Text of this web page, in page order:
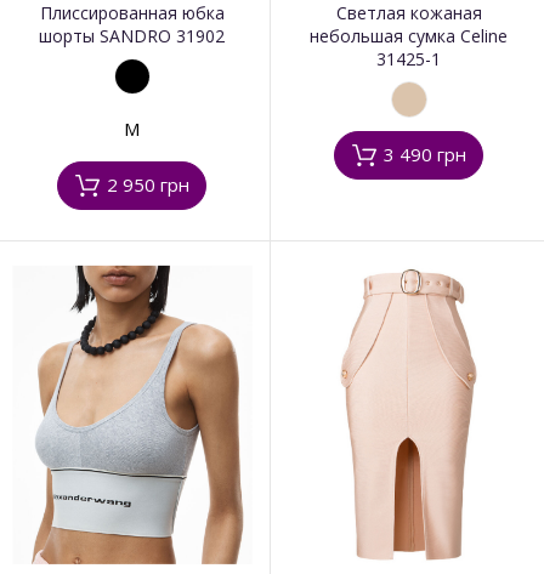
Плиссированная юбка
шорты SANDRO 31902
M
2 950 грн
Светлая кожаная
небольшая сумка Celine
31425-1
3 490 грн